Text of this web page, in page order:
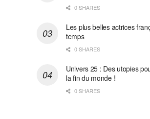
0 SHARES
Les plus belles actrices
temps
0 SHARES
Univers 25 : Des utopies
la fin du monde !
0 SHARES